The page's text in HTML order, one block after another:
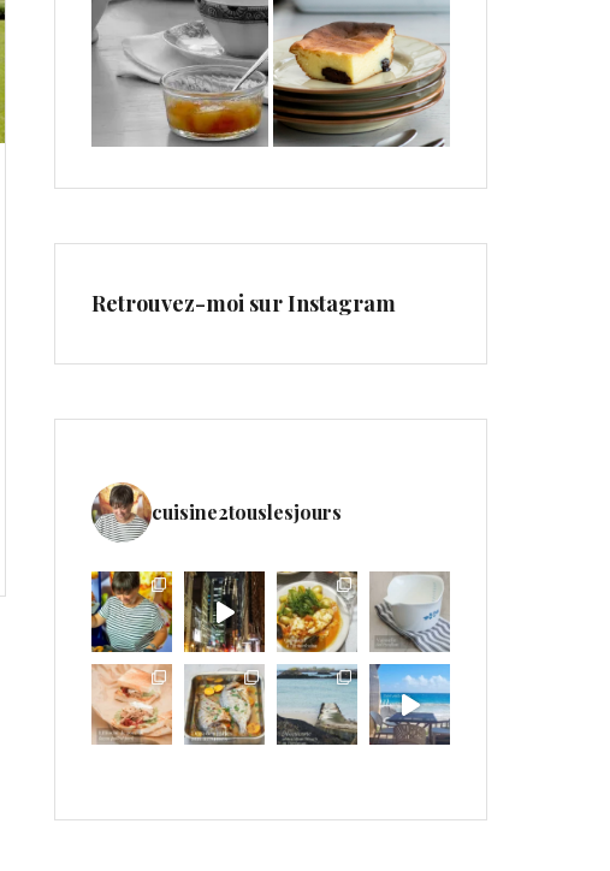
Retrouvez-moi sur Instagram
cuisine2touslesjours